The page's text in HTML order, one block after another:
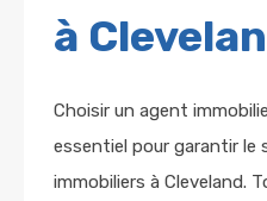
à
Choisir un agent
essentiel pour garantir le
immobiliers à Cleveland.